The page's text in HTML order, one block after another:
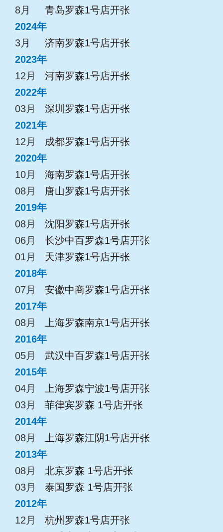
8月
青岛罗森1号店开张
2024年
3月
济南罗森1号店开张
2023年
12月
河南罗森1号店开张
2022年
03月
深圳罗森1号店开张
2021年
12月
成都罗森1号店开张
2020年
10月
海南罗森1号店开张
08月
唐山罗森1号店开张
2019年
08月
沈阳罗森1号店开张
06月
长沙中百罗森1号店开张
01月
天津罗森1号店开张
2018年
07月
安徽中商罗森1号店开张
2017年
08月
上海罗森南京1号店开张
2016年
05月
武汉中百罗森1号店开张
2015年
04月
上海罗森宁波1号店开张
03月
菲律宾罗森 1号店开张
2014年
08月
上海罗森江阴1号店开张
2013年
08月
北京罗森 1号店开张
03月
泰国罗森 1号店开张
2012年
12月
杭州罗森1号店开张